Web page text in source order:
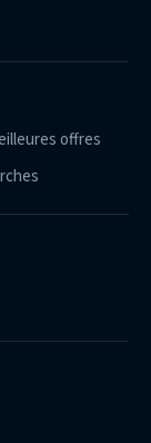
offres